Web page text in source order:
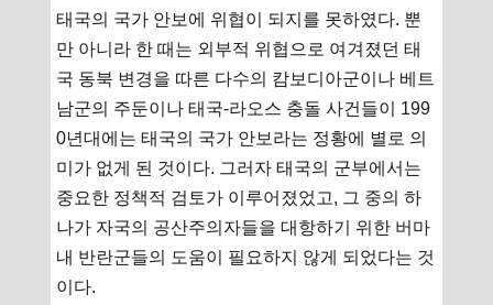
태국의 국가 안보에 위협이 되지를 못하였다. 뿐
만 아니라 한 때는 외부적 위협으로 여겨졌던 태
국 동북 변경을 따른 다수의 캄보디아군이나 베트
남군의 주둔이나 태국-라오스 충돌 사건들이 199
0년대에는 태국의 국가 안보라는 정황에 별로 의
미가 없게 된 것이다. 그러자 태국의 군부에서는
중요한 정책적 검토가 이루어졌었고, 그 중의 하
나가 자국의 공산주의자들을 대항하기 위한 버마
내 반란군들의 도움이 필요하지 않게 되었다는 것
이다.